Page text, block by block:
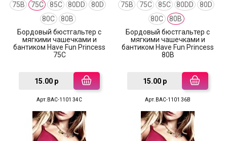
75B 75C 85C 80DD
80D
80C
80B
Бордовый бюстгальтер с
мягкими чашечками и
бантиком Have Fun Princess
75C
15.00 р
Арт.BAC-1101 34C
75B 75C 85C 80DD
80D
80C
80B
Бордовый бюстгальтер с
мягкими чашечками и
бантиком Have Fun Princess
80B
15.00 р
Арт.BAC-1101 36B